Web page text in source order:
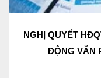
NGHỊ QUYẾT
ĐỘNG VĂN